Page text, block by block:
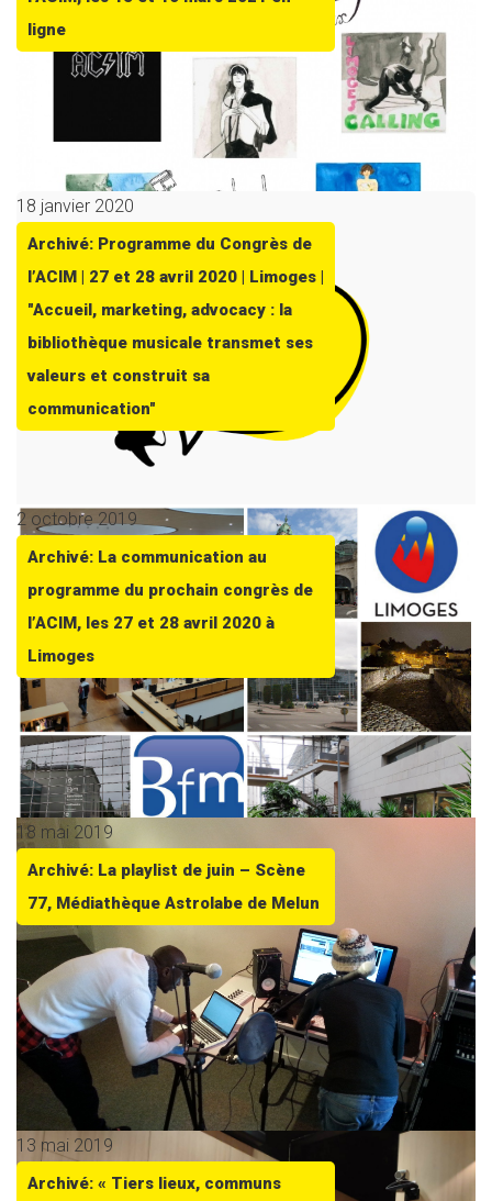
ligne
18 janvier 2020
Archivé: Programme du Congrès de
l’ACIM | 27 et 28 avril 2020 | Limoges |
"Accueil, marketing, advocacy : la
bibliothèque musicale transmet ses
valeurs et construit sa
communication"
2 octobre 2019
Archivé: La communication au
programme du prochain congrès de
l’ACIM, les 27 et 28 avril 2020 à
Limoges
18 mai 2019
Archivé: La playlist de juin – Scène
77, Médiathèque Astrolabe de Melun
13 mai 2019
Archivé: « Tiers lieux, communs